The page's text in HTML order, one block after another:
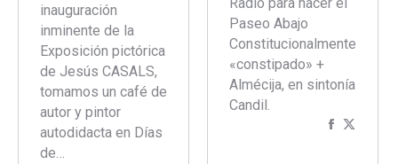
inauguración
inminente de la
Exposición pictórica
de Jesús CASALS,
tomamos un café de
autor y pintor
autodidacta en Días
de…
Paseo Abajo
Constitucionalmente
«constipado» +
Almécija, en sintonía
Candil.
Compartir